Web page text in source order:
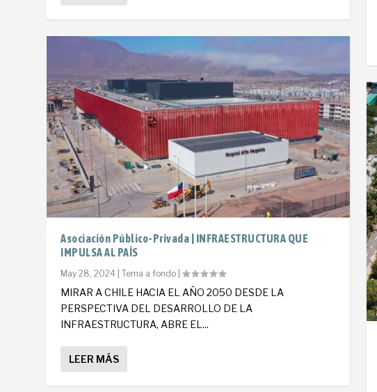
Asociación Público-Privada | INFRAESTRUCTURA QUE
IMPULSA AL PAÍS
May 28, 2024 |Tema a fondo |
MIRAR A CHILE HACIA EL AÑO 2050 DESDE LA
PERSPECTIVA DEL DESARROLLO DE LA
INFRAESTRUCTURA, ABRE EL...
LEER MÁS